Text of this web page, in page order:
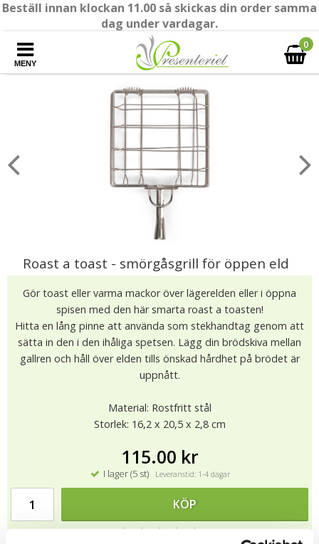
Beställ innan klockan 11.00 så skickas din order samma
dag under vardagar.
MENY
0
Roast a toast - smörgåsgrill för öppen eld
Gör toast eller varma mackor över lägerelden eller i öppna
spisen med den här smarta roast a toasten!
Hitta en lång pinne att använda som stekhandtag genom att
sätta in den i den ihåliga spetsen. Lägg din brödskiva mellan
gallren och håll över elden tills önskad hårdhet på brödet är
uppnått.
Material: Rostfritt stål
Storlek: 16,2 x 20,5 x 2,8 cm
115.00 kr
I lager (5 st) Leveranstid: 1-4 dagar
KÖP
★★★★★